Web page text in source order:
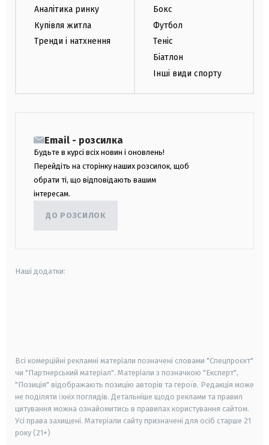
Аналітика ринку
Купівля житла
Тренди і натхнення
Бокс
Футбол
Теніс
Біатлон
Інші види спорту
Email - розсилка
Будьте в курсі всіх новин і оновлень!
Перейдіть на сторінку наших розсилок, щоб
обрати ті, що відповідають вашим
інтересам.
ДО РОЗСИЛОК
Наші додатки:
Всі комерційні рекламні матеріали позначені словами "Спецпроєкт"
чи "Партнерський матеріал". Матеріали з позначкою "Експерт",
"Позиція" відображають позицію авторів та героїв. Редакція може
не поділяти їхніх поглядів. Детальніше щодо реклами та правил
цитування можна ознайомитись в правилах користування сайтом.
Усі права захищені. Матеріали сайту призначені для осіб старше 21
року (21+)